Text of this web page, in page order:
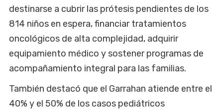
destinarse a cubrir las prótesis pendientes de los
814 niños en espera, financiar tratamientos
oncológicos de alta complejidad, adquirir
equipamiento médico y sostener programas de
acompañamiento integral para las familias.
También destacó que el Garrahan atiende entre el
40% y el 50% de los casos pediátricos